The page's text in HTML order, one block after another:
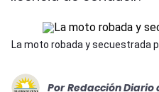
La moto robada y secuestrada
Por Redacción Diario